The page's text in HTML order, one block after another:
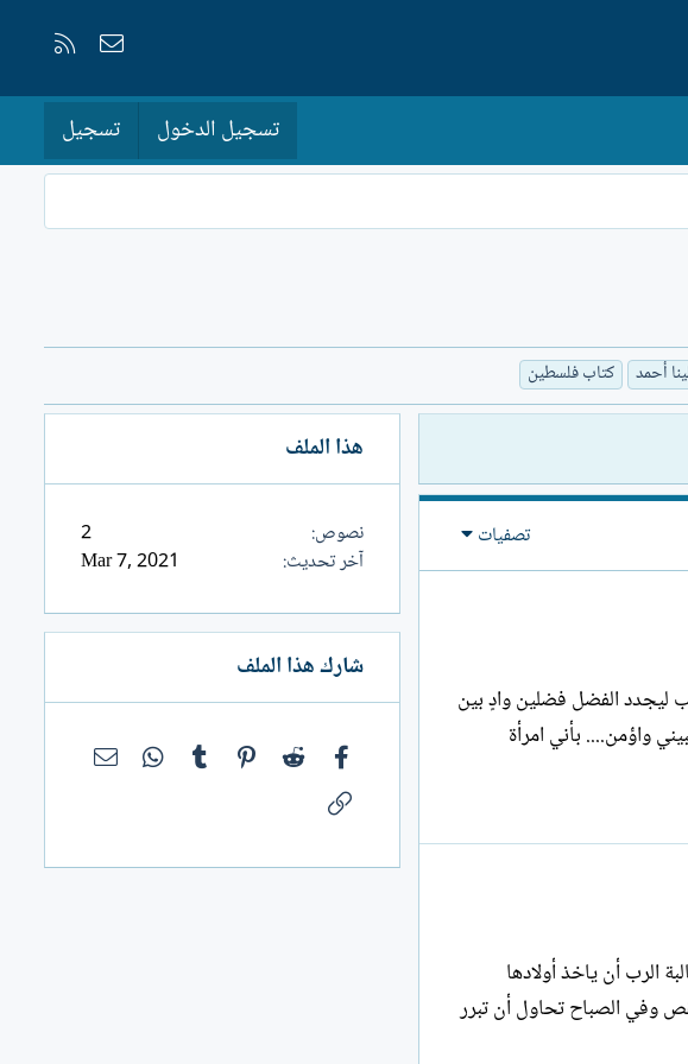
إتصل بنا
تسجيل الدخول تسجيل
أحمد كتاب فلسطين
تصفيات
يغريني مشهد عُرِيك وانت تتغاوى كابن خطيئة يرضع من ثدي الغواية ويتقلب على هضاب الذنب ليجدد الفضل فضلين وادٍ بين
واؤمن.... بأني امرأة
مطالبة الرب أن ياخذ أولادها
الوسائد بالنقص وفي الصباح تحاول أن تبرر
هذا الملف
نصوص
2
آخر تحديث
Mar 7, 2021
شارك هذا الملف
فيسبوك Reddit
Pinterest
Tumblr
WhatsApp